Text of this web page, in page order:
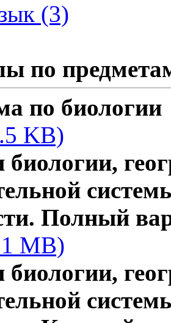
(3)
по
по биологии
KB)
биологии,
Полный
MB)
биологии,